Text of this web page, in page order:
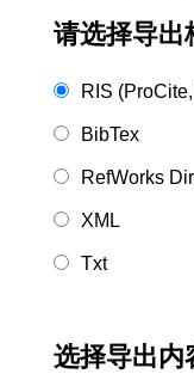
请选择导出
RIS
BibTex
RefWorks
XML
Txt
选择导出内